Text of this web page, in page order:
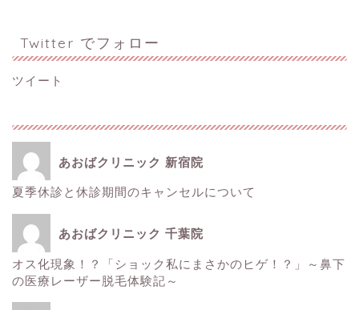
Twitter でフォロー
ツイート
あおばクリニック 新宿院
夏季休診と休診期間のキャンセルについて
あおばクリニック 千葉院
オス化現象！？「ショック私にまさかのヒゲ！？」～鼻下
の医療レーザー脱毛体験記～
■美容情報■